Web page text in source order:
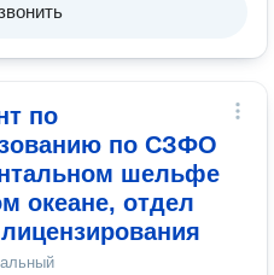
по
по СЗФО
шельфе
океане, отдел